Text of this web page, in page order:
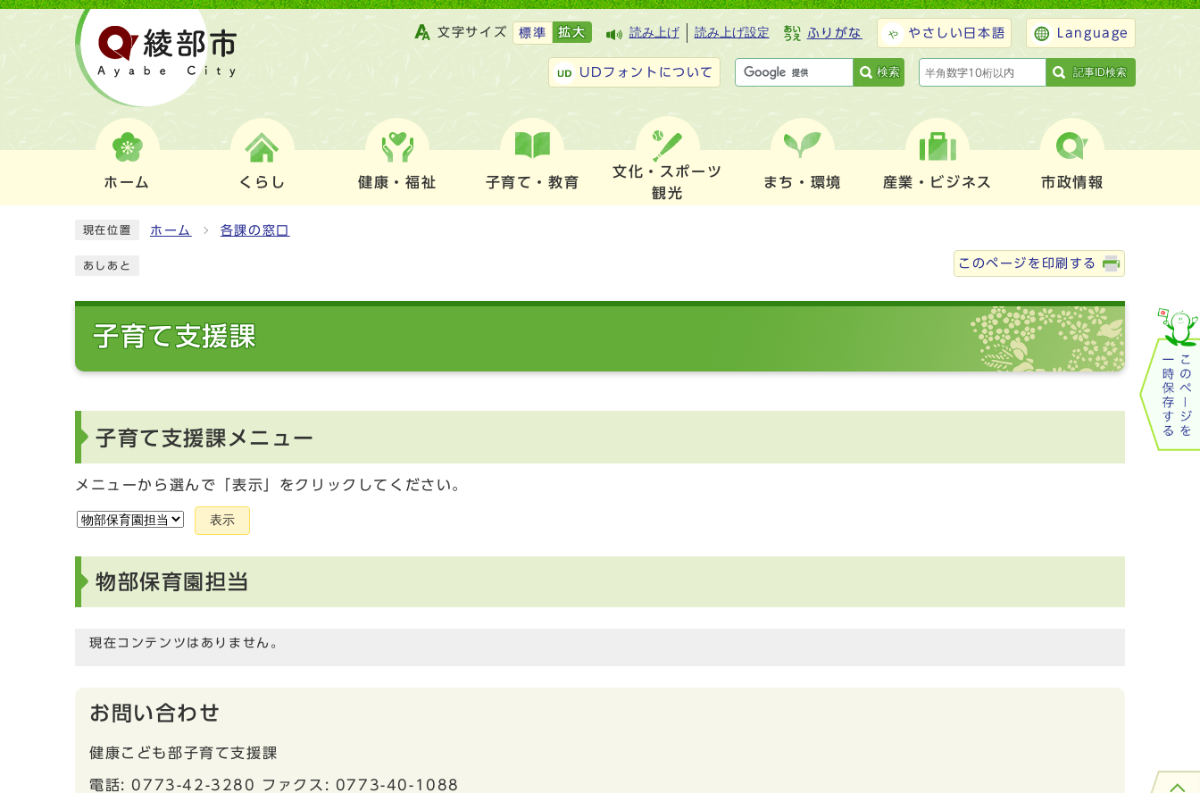
文字サイズ 標準 拡大 読み上げ 読み上げ設定 ふりがな やさしい日本語 Language
UDフォントについて 検索 記事ID検索
ホーム くらし 健康・福祉 子育て・教育
文化・スポーツ
観光
まち・環境 産業・ビジネス 市政情報
現在位置 ホーム 各課の窓口
あしあと このページを印刷する
子育て支援課
子育て支援課メニュー
メニューから選んで「表示」をクリックしてください。
表示
物部保育園担当
現在コンテンツはありません。
お問い合わせ
健康こども部子育て支援課
電話: 0773-42-3280 ファクス: 0773-40-1088